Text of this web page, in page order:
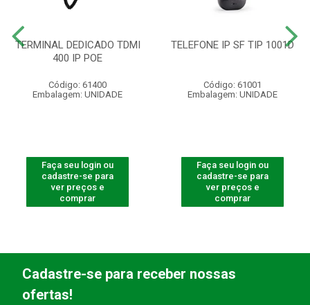
TERMINAL DEDICADO TDMI
400 IP POE
Código: 61400
Embalagem: UNIDADE
Faça seu login ou
cadastre-se para
ver preços e
comprar
TELEFONE IP SF TIP 1001D
Código: 61001
Embalagem: UNIDADE
Faça seu login ou
cadastre-se para
ver preços e
comprar
Cadastre-se para receber nossas
ofertas!